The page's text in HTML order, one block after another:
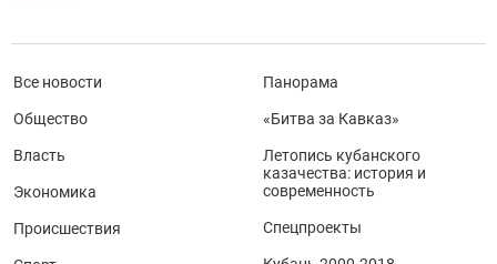
Все новости
Общество
Власть
Экономика
Происшествия
Панорама
«Битва за Кавказ»
Летопись кубанского
казачества: история и
современность
Спецпроекты